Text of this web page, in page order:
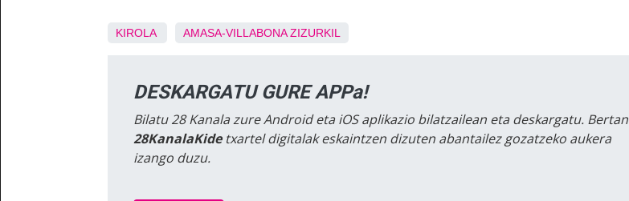
KIROLA AMASA-VILLABONA ZIZURKIL
DESKARGATU GURE APPa!
Bilatu 28 Kanala zure Android eta iOS aplikazio bilatzailean eta deskargatu. Bertan
28KanalaKidetxartel digitalak eskaintzen dizuten abantailez gozatzeko aukera
izango duzu.